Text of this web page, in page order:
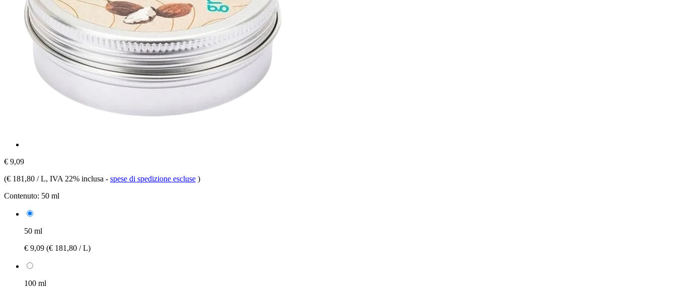
€ 9,09
(€ 181,80 / L, IVA 22% inclusa - spese di spedizione escluse )
Contenuto: 50 ml
50 ml
€ 9,09 (€ 181,80 / L)
100 ml